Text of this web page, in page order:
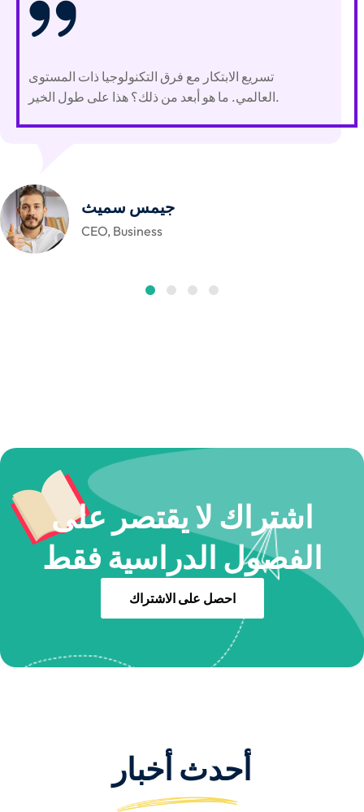
تسريع الابتكار مع فرق التكنولوجيا ذات المستوى
العالمي. ما هو أبعد من ذلك؟ هذا على طول الخير.
جيمس سميث
CEO, Business
اشتراك لا يقتصر على
الفصول الدراسية فقط
احصل على الاشتراك
أحدث أخبار